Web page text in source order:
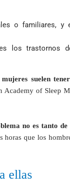
o familiares, y
los trastornos
mujeres suelen
of Sleep
no es tanto
horas que los
ellas